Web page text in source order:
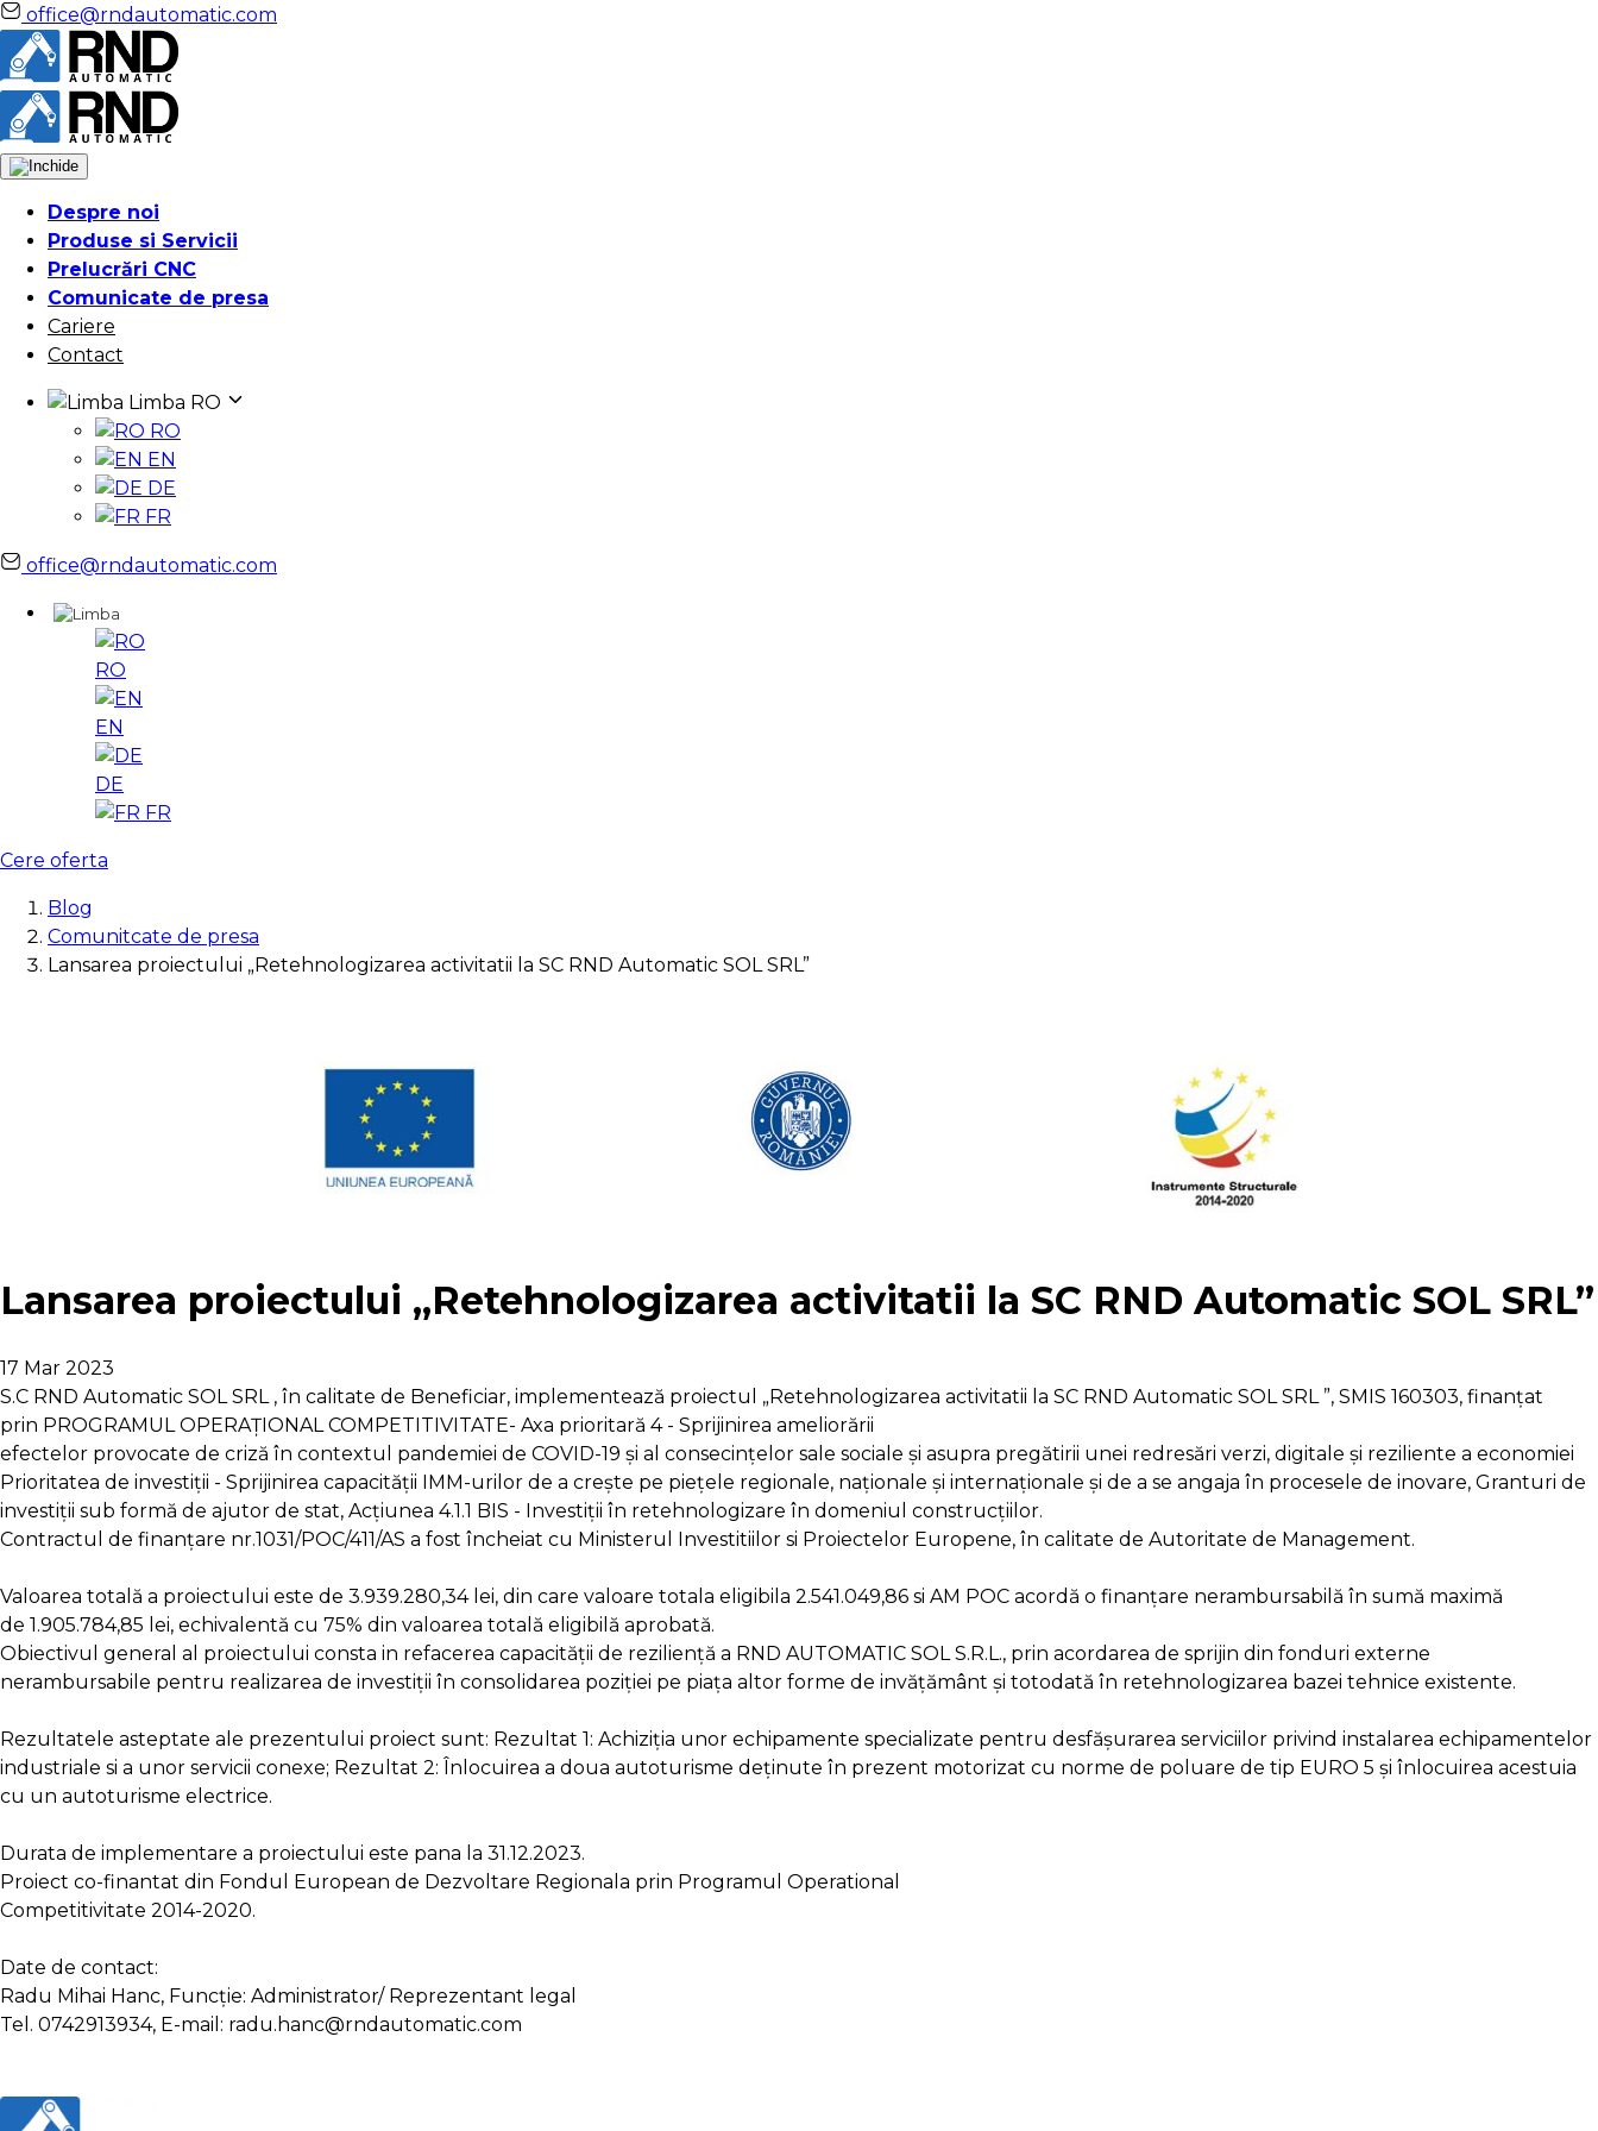
office@rndautomatic.com
Despre noi
Produse si Servicii
Prelucrări CNC
Comunicate de presa
Cariere
Contact
Limba RO
RO
EN
DE
FR
office@rndautomatic.com
RO
EN
DE
FR
Cere oferta
Blog
Comunitcate de presa
Lansarea proiectului „Retehnologizarea activitatii la SC RND Automatic SOL SRL”
Lansarea proiectului „Retehnologizarea activitatii la SC RND Automatic SOL SRL”
17 Mar 2023
S.C RND Automatic SOL SRL , în calitate de Beneficiar, implementează proiectul „Retehnologizarea activitatii la SC RND Automatic SOL SRL ”, SMIS 160303, finanțat
prin PROGRAMUL OPERAȚIONAL COMPETITIVITATE- Axa prioritară 4 - Sprijinirea ameliorării
efectelor provocate de criză în contextul pandemiei de COVID-19 și al consecințelor sale sociale și asupra pregătirii unei redresări verzi, digitale și reziliente a economiei
Prioritatea de investiții - Sprijinirea capacității IMM-urilor de a crește pe piețele regionale, naționale și internaționale și de a se angaja în procesele de inovare, Granturi de
investiții sub formă de ajutor de stat, Acţiunea 4.1.1 BIS - Investiţii în retehnologizare în domeniul construcţiilor.
Contractul de finanțare nr.1031/POC/411/AS a fost încheiat cu Ministerul Investitiilor si Proiectelor Europene, în calitate de Autoritate de Management.
Valoarea totală a proiectului este de 3.939.280,34 lei, din care valoare totala eligibila 2.541.049,86 si AM POC acordă o finanţare nerambursabilă în sumă maximă
de 1.905.784,85 lei, echivalentă cu 75% din valoarea totală eligibilă aprobată.
Obiectivul general al proiectului consta in refacerea capacității de reziliență a RND AUTOMATIC SOL S.R.L., prin acordarea de sprijin din fonduri externe
nerambursabile pentru realizarea de investiții în consolidarea poziției pe piața altor forme de invățământ și totodată în retehnologizarea bazei tehnice existente.
Rezultatele asteptate ale prezentului proiect sunt: Rezultat 1: Achiziția unor echipamente specializate pentru desfășurarea serviciilor privind instalarea echipamentelor
industriale si a unor servicii conexe; Rezultat 2: Înlocuirea a doua autoturisme deținute în prezent motorizat cu norme de poluare de tip EURO 5 și înlocuirea acestuia
cu un autoturisme electrice.
Durata de implementare a proiectului este pana la 31.12.2023.
Proiect co-finantat din Fondul European de Dezvoltare Regionala prin Programul Operational
Competitivitate 2014-2020.
Date de contact:
Radu Mihai Hanc, Funcție: Administrator/ Reprezentant legal
Tel. 0742913934, E-mail: radu.hanc@rndautomatic.com